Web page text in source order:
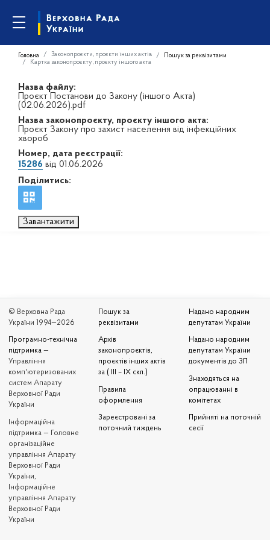
Головна Законопроєкти, проєкти інших актів
Пошук за реквізитами
Картка законопроєкту, проєкту іншого акта
Назва файлу:
Проєкт Постанови до Закону (іншого Акта)
(02.06.2026).pdf
Назва законопроєкту, проєкту іншого акта:
Проєкт Закону про захист населення від інфекційних
хвороб
Номер, дата реєстрації:
15286 від 01.06.2026
Поділитись:
Завантажити
© Верховна Рада
України 1994—2026
Програмно-технічна
підтримка —
Управління
комп'ютеризованих
систем Апарату
Верховної Ради
України
Iнформаційна
підтримка — Головне
організаційне
управління Апарату
Верховної Ради
України,
Інформаційне
управління Апарату
Верховної Ради
України
Пошук за
реквізитами
Архів
законопроєктів,
проєктів інших актів
за ( III – IX скл.)
Правила
оформлення
Зареєстровані за
поточний тиждень
Надано народним
депутатам України
Надано народним
депутатам України
документів до ЗП
Знаходяться на
опрацюванні в
комітетах
Прийняті на поточній
сесії